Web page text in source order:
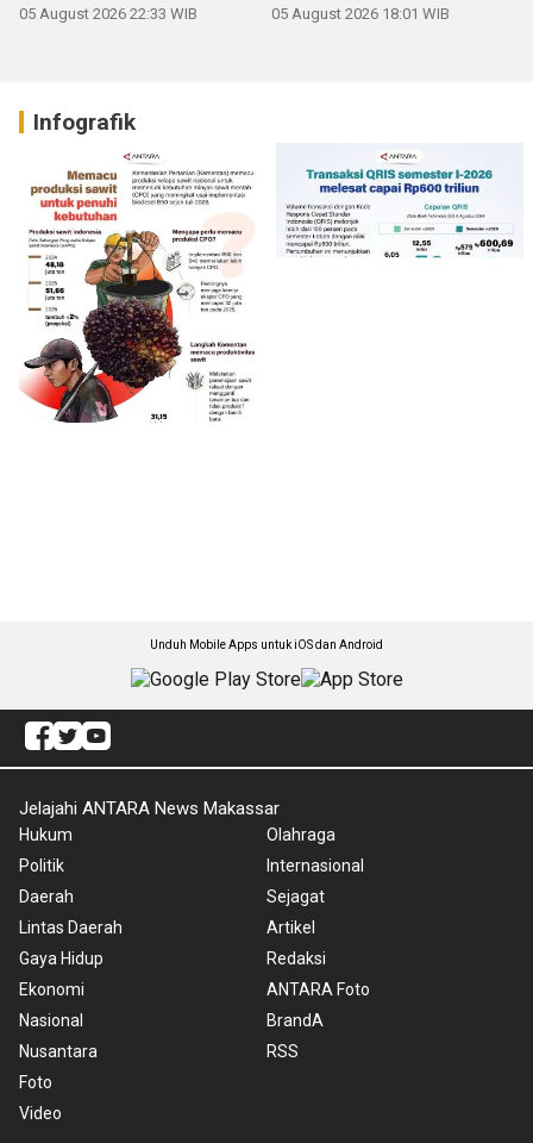
05 August 2026 22:33 WIB 05 August 2026 18:01 WIB
Infografik
Unduh Mobile Apps untuk iOS dan Android
Jelajahi ANTARA News Makassar
Hukum
Politik
Daerah
Lintas Daerah
Gaya Hidup
Ekonomi
Nasional
Nusantara
Foto
Video
Olahraga
Internasional
Sejagat
Artikel
Redaksi
ANTARA Foto
BrandA
RSS